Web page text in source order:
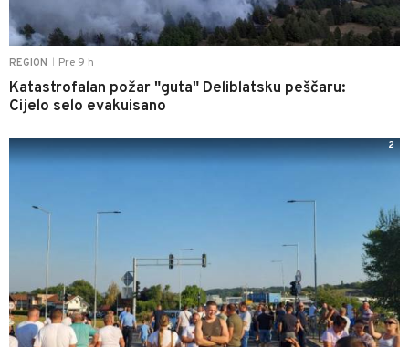
REGION Pre 9 h
Katastrofalan požar "guta" Deliblatsku peščaru:
Cijelo selo evakuisano
2